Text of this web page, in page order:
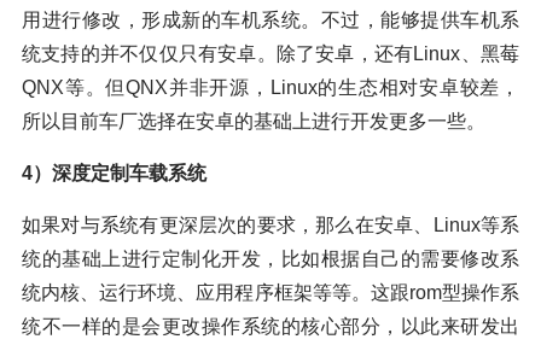
用进行修改，形成新的车机系统。不过，能够提供车机系
统支持的并不仅仅只有安卓。除了安卓，还有Linux、黑莓
QNX等。但QNX并非开源，Linux的生态相对安卓较差，
所以目前车厂选择在安卓的基础上进行开发更多一些。
4）深度定制车载系统
如果对与系统有更深层次的要求，那么在安卓、Linux等系
统的基础上进行定制化开发，比如根据自己的需要修改系
统内核、运行环境、应用程序框架等等。这跟rom型操作系
统不一样的是会更改操作系统的核心部分，以此来研发出